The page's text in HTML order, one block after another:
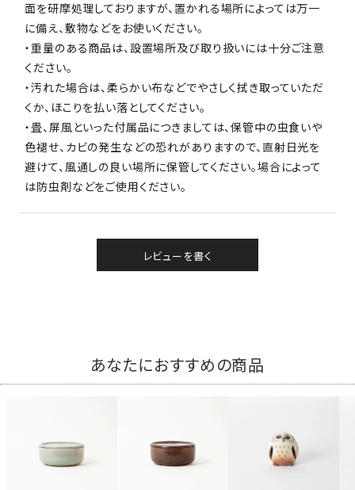
面を研摩処理しておりますが、置かれる場所によっては万一
に備え、敷物などをお使いください。
・重量のある商品は、設置場所及び取り扱いには十分ご注意
ください。
・汚れた場合は、柔らかい布などでやさしく拭き取っていただ
くか、ほこりを払い落としてください。
・畳、屏風といった付属品につきましては、保管中の虫食いや
色褪せ、カビの発生などの恐れがありますので、直射日光を
避けて、風通しの良い場所に保管してください。場合によって
は防虫剤などをご使用ください。
レビューを書く
あなたにおすすめの商品